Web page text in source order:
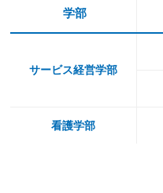
学部
サービス経営学部
看護学部